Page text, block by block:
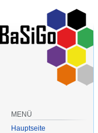
MENÜ
Hauptseite